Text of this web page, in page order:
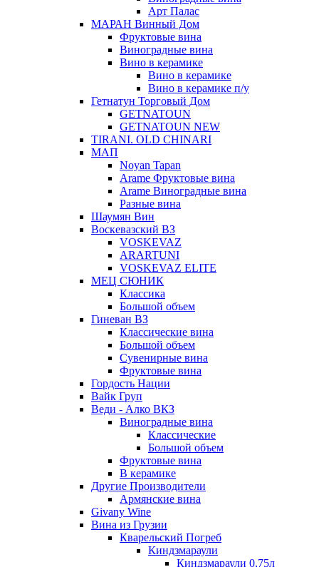
Арт Палас
МАРАН Винный Дом
Фруктовые вина
Виноградные вина
Вино в керамике
Вино в керамике
Вино в керамике п/у
Гетнатун Торговый Дом
GETNATOUN
GETNATOUN NEW
TIRANI. OLD CHINARI
МАП
Noyan Tapan
Arame Фруктовые вина
Arame Виноградные вина
Разные вина
Шаумян Вин
Воскевазский ВЗ
VOSKEVAZ
ARARTUNI
VOSKEVAZ ELITE
МЕЦ СЮНИК
Классика
Большой объем
Гиневан ВЗ
Классические вина
Большой объем
Сувенирные вина
Фруктовые вина
Гордость Нации
Вайк Груп
Веди - Алко ВКЗ
Виноградные вина
Классические
Большой объем
Фруктовые вина
В керамике
Другие Производители
Армянские вина
Givany Wine
Вина из Грузии
Кварельский Погреб
Киндзмараули
Киндзмараули 0,75л